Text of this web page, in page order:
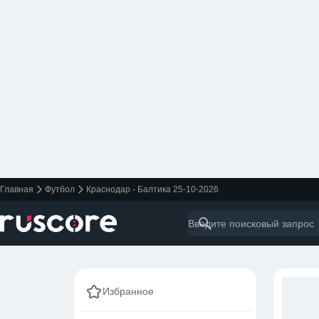
Главная Футбол Краснодар - Балтика 25-10-2026
Избранное